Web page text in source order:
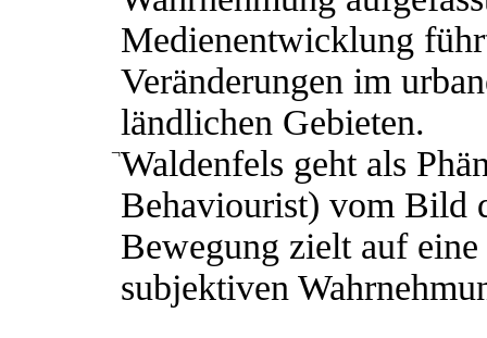
Medienentwicklung
Veränderungen im
ländlichen Gebieten.
¬Waldenfels geht als
Behaviourist) vom Bild
Bewegung zielt auf
subjektiven